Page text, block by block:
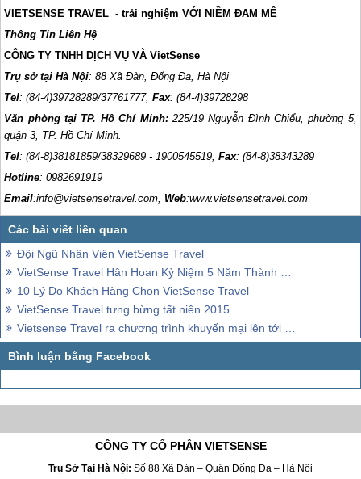
VIETSENSE TRAVEL - trải nghiệm VỚI NIỀM ĐAM MÊ
Thông Tin Liên Hệ
CÔNG TY TNHH DỊCH VỤ VÀ VietSense
Trụ sở tại Hà Nội: 88 Xã Đàn, Đống Đa, Hà Nội
Tel: (84-4)39728289/37761777, Fax: (84-4)39728298
Văn phòng tại TP. Hồ Chí Minh: 225/19 Nguyễn Đình Chiểu, phường 5,
quận 3, TP. Hồ Chí Minh.
Tel: (84-8)38181859/38329689 - 1900545519,Fax: (84-8)38343289
Hotline: 0982691919
Email:info@vietsensetravel.com, Web:www.vietsensetravel.com
Đội Ngũ Nhân Viên VietSense Travel
VietSense Travel Hân Hoan Kỷ Niệm 5 Năm Thành Lập
10 Lý Do Khách Hàng Chọn VietSense Travel
VietSense Travel tưng bừng tất niên 2015
Vietsense Travel ra chương trình khuyến mại lên tới hàng triệu đồng.
CÔNG TY CỔ PHẦN VIETSENSE
Trụ Sở Tại Hà Nội: Số 88 Xã Đàn – Quận Đống Đa – Hà Nội